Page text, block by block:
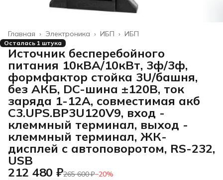
ИБП
ИБП ›
Электроника ›
Главная ›
Осталась 1 штука
Источник бесперебойного
питания 10кВА/10кВт, 3ф/3ф,
формфактор стойка 3U/башня,
без АКБ, DC-шина ±120В, ток
заряда 1-12А, совместимая акб
C3.UPS.BP3U120V9, вход -
клеммный терминал, выход -
клеммный терминал, ЖК-
дисплей с автоповоротом, RS-232,
USB
212 480 ₽265 600 ₽−20%